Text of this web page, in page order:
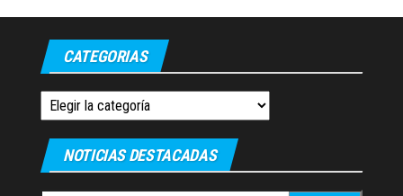
CATEGORIAS
Categorias
NOTICIAS DESTACADAS